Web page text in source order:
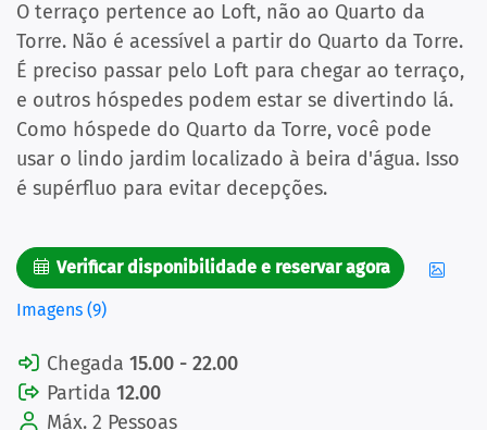
O terraço pertence ao Loft, não ao Quarto da
Torre. Não é acessível a partir do Quarto da Torre.
É preciso passar pelo Loft para chegar ao terraço,
e outros hóspedes podem estar se divertindo lá.
Como hóspede do Quarto da Torre, você pode
usar o lindo jardim localizado à beira d'água. Isso
é supérfluo para evitar decepções.
Verificar disponibilidade e reservar agora
Imagens (9)
Chegada 15.00 - 22.00
Partida 12.00
Máx. 2 Pessoas